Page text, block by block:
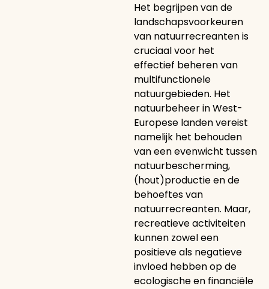
Het begrijpen van de
landschapsvoorkeuren
van natuurrecreanten is
cruciaal voor het
effectief beheren van
multifunctionele
natuurgebieden. Het
natuurbeheer in West-
Europese landen vereist
namelijk het behouden
van een evenwicht tussen
natuurbescherming,
(hout)productie en de
behoeftes van
natuurrecreanten. Maar,
recreatieve activiteiten
kunnen zowel een
positieve als negatieve
invloed hebben op de
ecologische en financiële